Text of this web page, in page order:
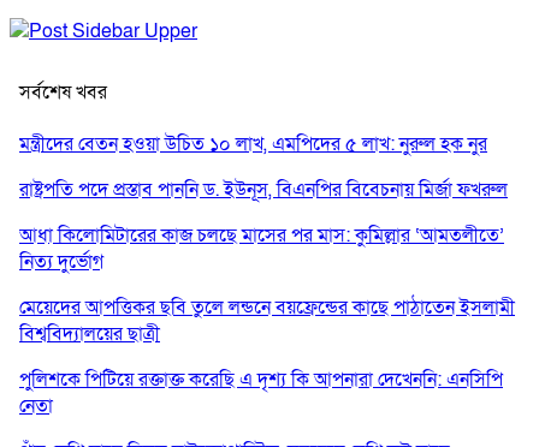
সর্বশেষ খবর
মন্ত্রীদের বেতন হওয়া উচিত ১০ লাখ, এমপিদের ৫ লাখ: নুরুল হক নুর
রাষ্ট্রপতি পদে প্রস্তাব পাননি ড. ইউনূস, বিএনপির বিবেচনায় মির্জা ফখরুল
আধা কিলোমিটারের কাজ চলছে মাসের পর মাস: কুমিল্লার ‘আমতলীতে’
নিত্য দুর্ভোগ
মেয়েদের আপত্তিকর ছবি তুলে লন্ডনে বয়ফ্রেন্ডের কাছে পাঠাতেন ইসলামী
বিশ্ববিদ্যালয়ের ছাত্রী
পুলিশকে পিটিয়ে রক্তাক্ত করেছি এ দৃশ্য কি আপনারা দেখেননি: এনসিপি
নেতা